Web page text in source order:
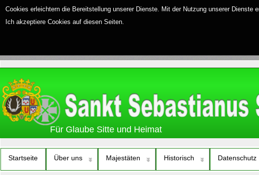
Cookies erleichtern die Bereitstellung unserer Dienste. Mit der Nutzung unserer
Ich akzeptiere Cookies auf diesen Seiten.
Für Glaube Sitte und Heimat
Startseite Über uns Majestäten Historisch Datenschutz